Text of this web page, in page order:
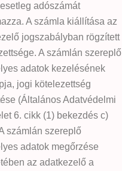
adószámát
A számla kiállítása az
jogszabályban rögzített
A számlán szereplő
adatok kezelésének
jogi kötelezettség
(Általános Adatvédelmi
6. cikk (1) bekezdés c)
számlán szereplő
adatok megőrzése
az adatkezelő a